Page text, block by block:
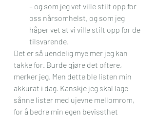
– og som jeg vet ville stilt opp for
oss nårsomhelst, og som jeg
håper vet at vi ville stilt opp for de
tilsvarende.
Det er så uendelig mye mer jeg kan
takke for. Burde gjøre det oftere,
merker jeg. Men dette ble listen min
akkurat i dag. Kanskje jeg skal lage
sånne lister med ujevne mellomrom,
for å bedre min egen bevissthet